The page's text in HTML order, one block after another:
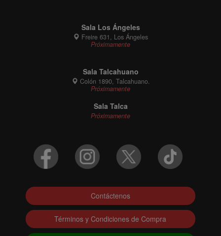
Sala Los Ángeles
Freire 631, Los Ángeles
Próximamente
Sala Talcahuano
Colón 1890, Talcahuano.
Próximamente
Sala Talca
Próximamente
Contáctenos
Términos y Condiciones de Compra